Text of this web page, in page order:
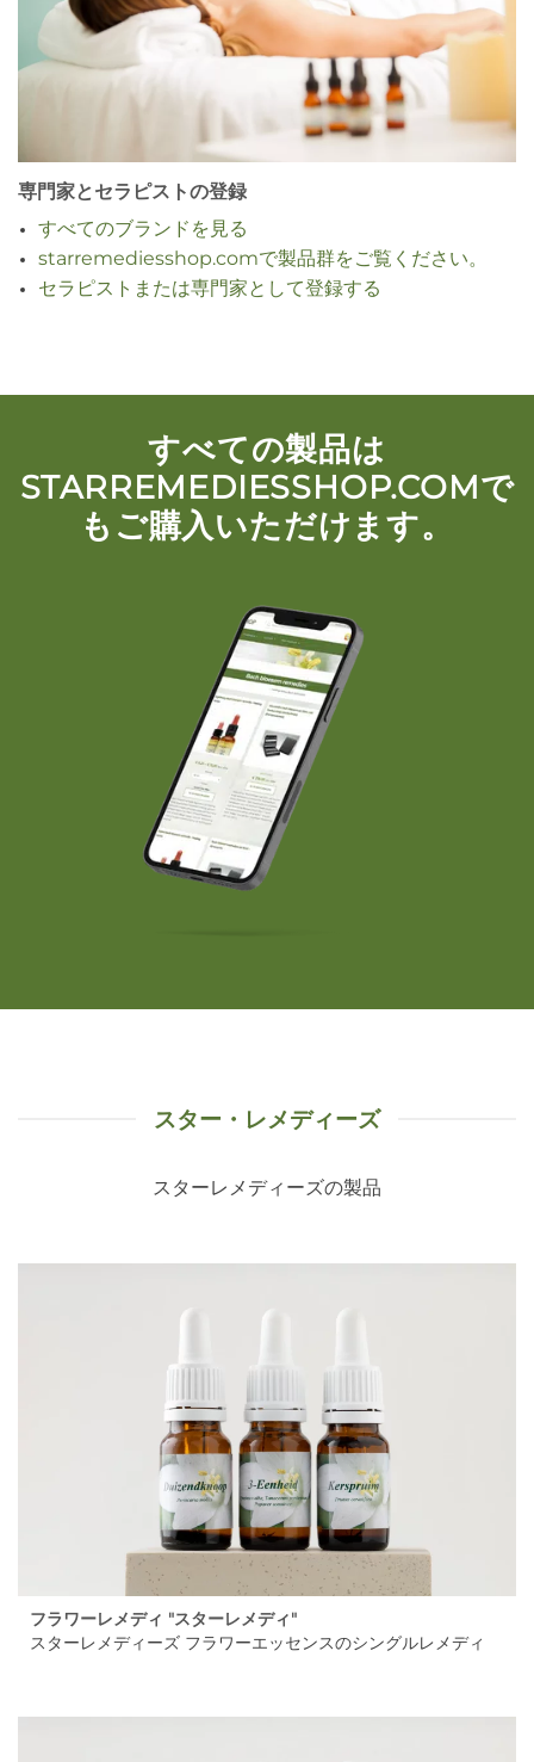
専門家とセラピストの登録
すべてのブランドを見る
starremediesshop.comで製品群をご覧ください。
セラピストまたは専門家として登録する
すべての製品は
STARREMEDIESSHOP.COMで
もご購入いただけます。
スター・レメディーズ
スターレメディーズの製品
フラワーレメディ "スターレメディ"
スターレメディーズ フラワーエッセンスのシングルレメディ